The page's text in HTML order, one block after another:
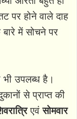
पर होने वाले दाह
में सोचने पर
भी उपलब्ध है।
से प्राप्त की
एवंसोमवार